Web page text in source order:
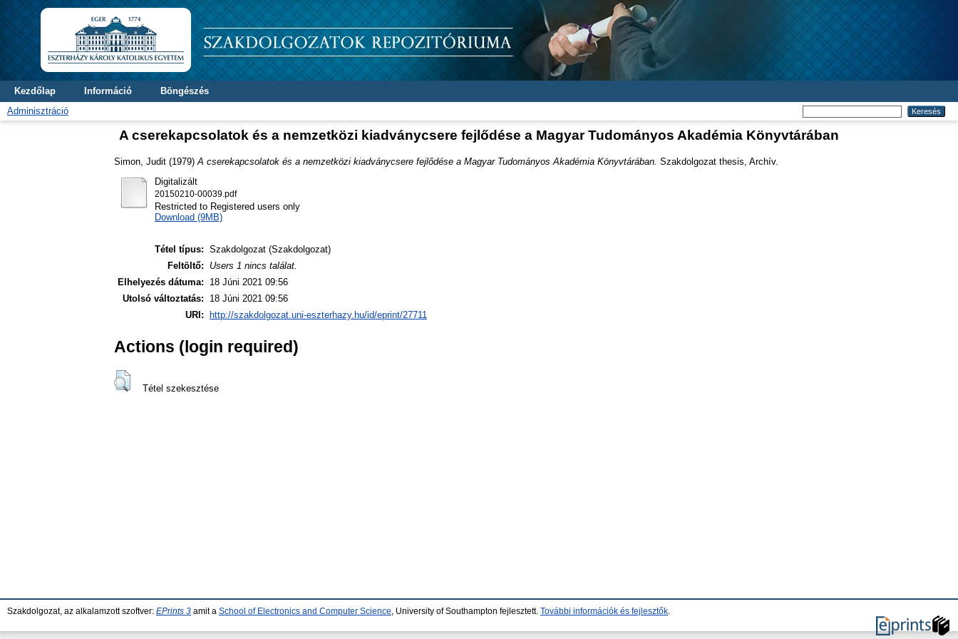
Kezdőlap Információ
Böngészés
Adminisztráció
A cserekapcsolatok és a nemzetközi kiadványcsere fejlődése a Magyar Tudományos Akadémia Könyvtárában
Simon, Judit (1979) A cserekapcsolatok és a nemzetközi kiadványcsere fejlődése a Magyar Tudományos Akadémia Könyvtárában. Szakdolgozat thesis, Archív.
Digitalizált
20150210-00039.pdf
Restricted to Registered users only
Download (9MB)
Tétel típus: Szakdolgozat (Szakdolgozat)
Feltöltő:
Users 1 nincs találat.
Elhelyezés dátuma:
18 Júni 2021 09:56
Utolsó változtatás:
18 Júni 2021 09:56
URI:
http://szakdolgozat.uni-eszterhazy.hu/id/eprint/27711
Actions (login required)
Tétel szekesztése
Szakdolgozat, az alkalamzott szoftver: EPrints 3 amit a School of Electronics and Computer Science , University of Southampton fejlesztett. További információk és fejlesztők